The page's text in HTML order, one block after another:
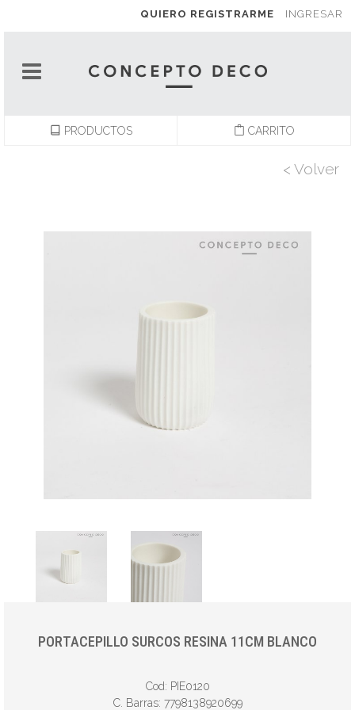
QUIERO REGISTRARME INGRESAR
PRODUCTOS CARRITO
< Volver
PORTACEPILLO SURCOS RESINA 11CM BLANCO
Cod: PIE0120
C. Barras: 7798138920699